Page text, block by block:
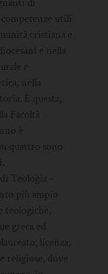
di
utili
cristiana e
e nella
e
nella
È questa,
Facoltà
è
quattro sono
Teologia –
più ampio
teologiche,
greca ed
licenza,
religiose, dove